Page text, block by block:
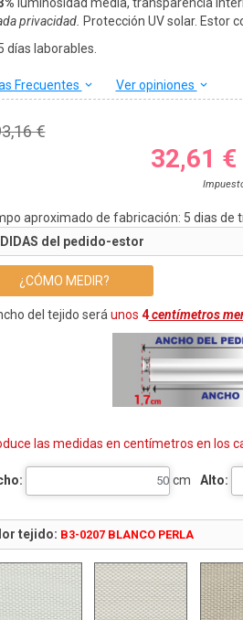
privacidad. Protección UV solar. Estor
días laborables.
Frecuentes keyboard_arrow_down Ver opiniones keyboard_arrow_down
€
32,61 €
aproximado de fabricación: 5 dias de
del pedido-estor
¿CÓMO MEDIR?
del tejido será unos 4centímetros
las medidas en centímetros en los
cm Alto:
tejido: B3-0207 BLANCO PERLA